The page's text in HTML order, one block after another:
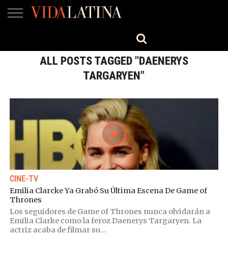
TV
ALL POSTS TAGGED "DAENERYS
TARGARYEN"
CINE-TV
Emilia Clarcke Ya Grabó Su Última Escena De Game of
Thrones
Los seguidores de Game of Thrones nunca olvidarán a
Emilia Clarke como la feroz Daenerys Targaryen. La
actriz acaba de filmar su...